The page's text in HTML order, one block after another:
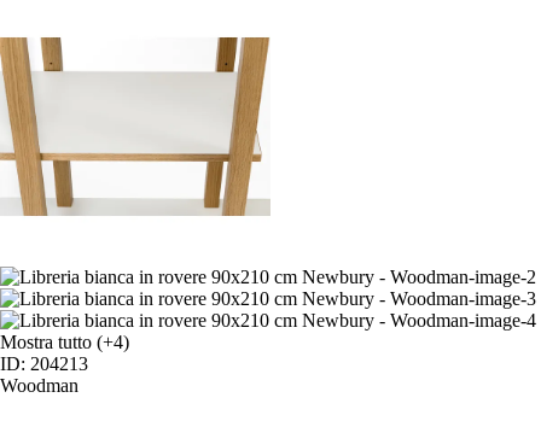
Mostra tutto (+4)
ID: 204213
Woodman